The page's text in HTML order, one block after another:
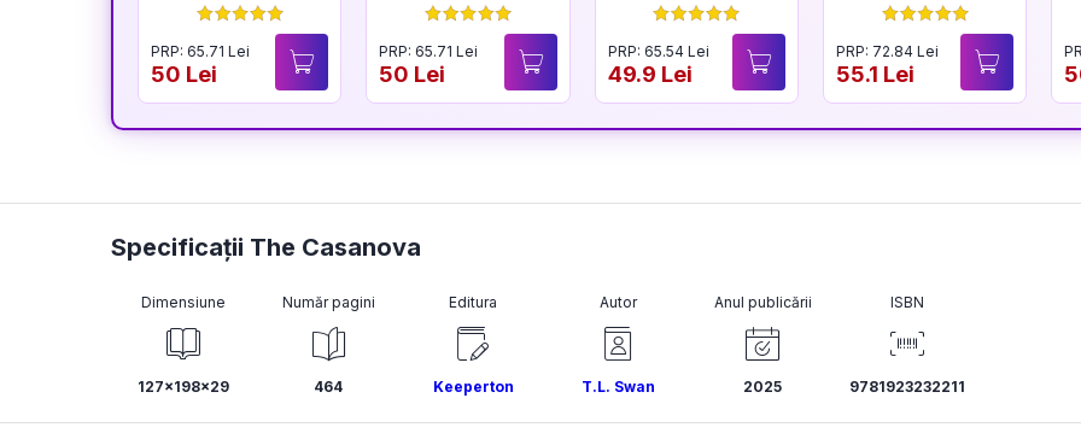
Times
Bestselling
Author of The
Housemaid
PRP: 65.71 Lei
50 Lei
PRP: 65.71 Lei
50 Lei
PRP: 65.54 Lei
49.9 Lei
PRP: 72.84 Lei
55.1 Lei
Specificații The Casanova
Dimensiune
127x198x29
Număr pagini
464
Editura
Keeperton
Autor
T.L. Swan
Anul publicării
2025
ISBN
9781923232211